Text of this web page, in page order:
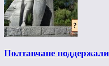
Полтавчане